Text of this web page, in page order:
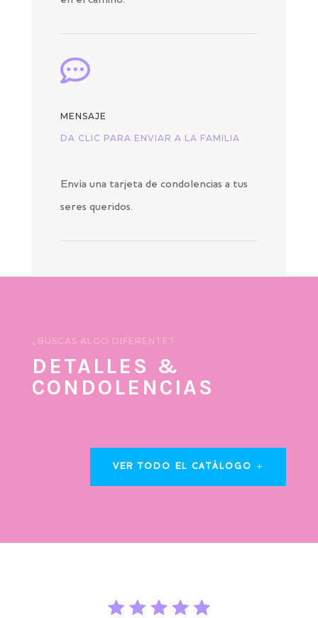

MENSAJE
DA CLIC PARA ENVIAR A LA FAMILIA
Envía una tarjeta de condolencias a tus
seres queridos.
¿BUSCAS ALGO DIFERENTE?
DETALLES &
CONDOLENCIAS
VER TODO EL CATÁLOGO